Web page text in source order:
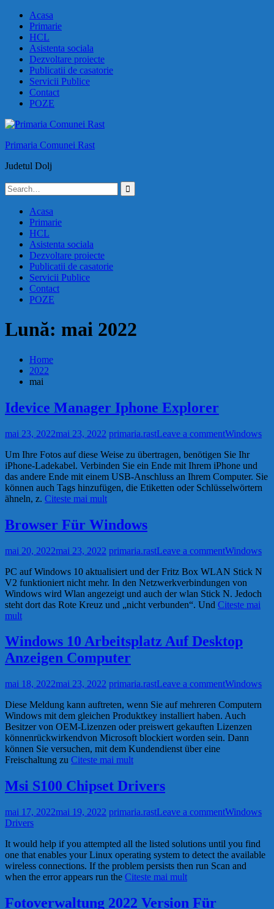
Skip
content
Acasa
Primarie
HCL
Asistenta sociala
Dezvoltare proiecte
Publicatii de casatorie
Servicii Publice
Contact
POZE
Primaria Comunei Rast
Judetul Dolj
Search
for:
Acasa
Primarie
HCL
Asistenta sociala
Dezvoltare proiecte
Publicatii de casatorie
Servicii Publice
Contact
POZE
Lună: mai 2022
Home
2022
mai
Idevice Manager Iphone Explorer
mai 23, 2022mai 23, 2022 primaria.rastLeave a commentWindows
Um Ihre Fotos auf diese Weise zu übertragen, benötigen Sie Ihr
iPhone-Ladekabel. Verbinden Sie ein Ende mit Ihrem iPhone und
das andere Ende mit einem USB-Anschluss an Ihrem Computer. Sie
können auch Tags hinzufügen, die Etiketten oder Schlüsselwörtern
ähneln, z. Citeste mai mult
Browser Für Windows
mai 20, 2022mai 23, 2022 primaria.rastLeave a commentWindows
PC auf Windows 10 aktualisiert und der Fritz Box WLAN Stick N
V2 funktioniert nicht mehr. In den Netzwerkverbindungen von
Windows wird Wlan angezeigt und auch der wlan Stick N. Jedoch
steht dort das Rote Kreuz und „nicht verbunden“. Und Citeste mai
mult
Windows 10 Arbeitsplatz Auf Desktop
Anzeigen Computer
mai 18, 2022mai 23, 2022 primaria.rastLeave a commentWindows
Diese Meldung kann auftreten, wenn Sie auf mehreren Computern
Windows mit dem gleichen Produktkey installiert haben. Auch
Besitzer von OEM-Lizenzen oder preiswert gekauften Lizenzen
könnenrückwirkendvon Microsoft blockiert worden sein. Dann
können Sie versuchen, mit dem Kundendienst über eine
Freischaltung zu Citeste mai mult
Msi S100 Chipset Drivers
mai 17, 2022mai 19, 2022 primaria.rastLeave a commentWindows
Drivers
It would help if you attempted all the listed solutions until you find
one that enables your Linux operating system to detect the available
wireless connections. If the problem persists then run Scan and
when the error appears run the Citeste mai mult
Fotoverwaltung 2022 Version Für